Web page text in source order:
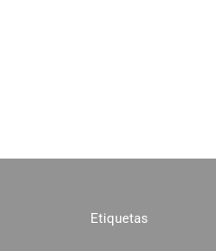
Etiquetas